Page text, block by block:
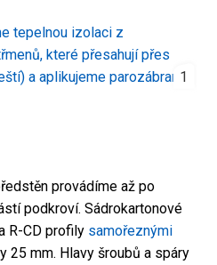
1
provádíme až po
podkroví. Sádrokartonové
R-CD profily samořeznými
25 mm. Hlavy šroubů a spáry